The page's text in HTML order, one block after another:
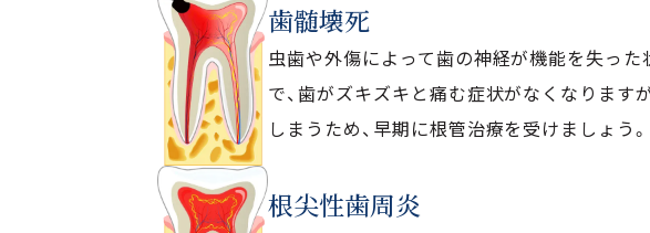
歯髄壊死
虫歯や外傷によって歯の神経が機能を失っ
で、歯がズキズキと痛む症状がなくなります
しまうため、早期に根管治療を受けましょう。
根尖性歯周炎